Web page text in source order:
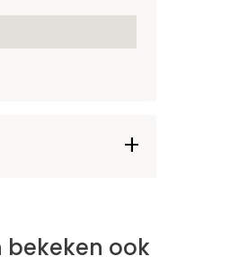
bekeken ook